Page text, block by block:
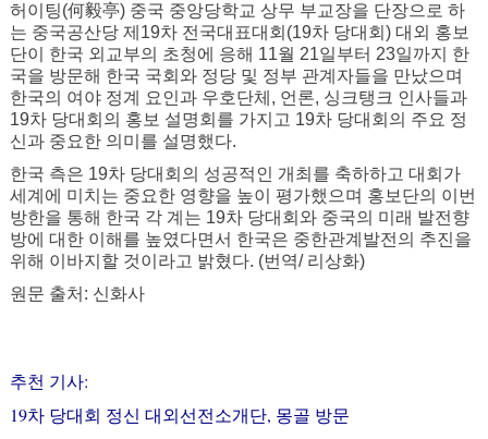
허이팅(何毅亭) 중국 중앙당학교 상무 부교장을 단장으로 하
는 중국공산당 제19차 전국대표대회(19차 당대회) 대외 홍보
단이 한국 외교부의 초청에 응해 11월 21일부터 23일까지 한
국을 방문해 한국 국회와 정당 및 정부 관계자들을 만났으며
한국의 여야 정계 요인과 우호단체, 언론, 싱크탱크 인사들과
19차 당대회의 홍보 설명회를 가지고 19차 당대회의 주요 정
신과 중요한 의미를 설명했다.
한국 측은 19차 당대회의 성공적인 개최를 축하하고 대회가
세계에 미치는 중요한 영향을 높이 평가했으며 홍보단의 이번
방한을 통해 한국 각 계는 19차 당대회와 중국의 미래 발전향
방에 대한 이해를 높였다면서 한국은 중한관계발전의 추진을
위해 이바지할 것이라고 밝혔다. (번역/ 리상화)
원문 출처: 신화사
추천 기사:
19차 당대회 정신 대외선전소개단, 몽골 방문